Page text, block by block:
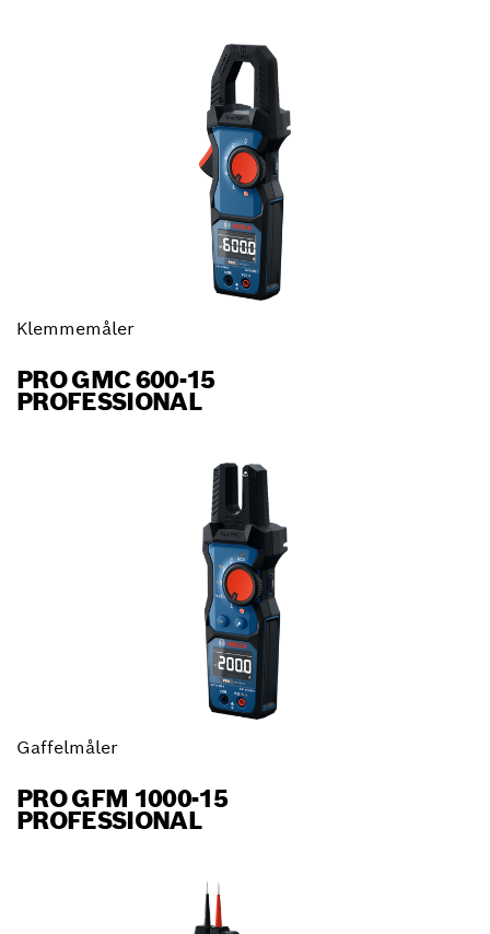
Klemmemåler
PRO GMC 600-15
PROFESSIONAL
Gaffelmåler
PRO GFM 1000-15
PROFESSIONAL